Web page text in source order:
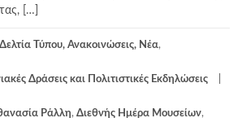
[…]
Δελτία Τύπου, Ανακοινώσεις, Νέα,
Δράσεις και Πολιτιστικές Εκδηλώσεις
Ράλλη, Διεθνής Ημέρα Μουσείων,